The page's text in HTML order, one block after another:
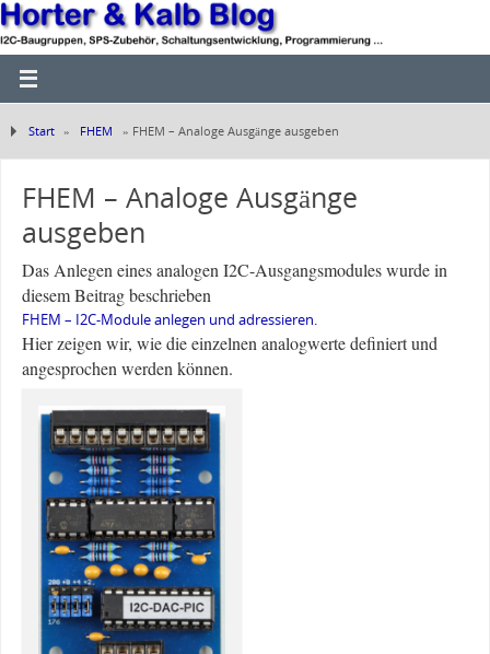
Start » FHEM » FHEM – Analoge Ausgänge ausgeben
FHEM – Analoge Ausgänge
ausgeben
Das Anlegen eines analogen I2C-Ausgangsmodules wurde in
diesem Beitrag beschrieben
FHEM – I2C-Module anlegen und adressieren.
Hier zeigen wir, wie die einzelnen analogwerte definiert und
angesprochen werden können.